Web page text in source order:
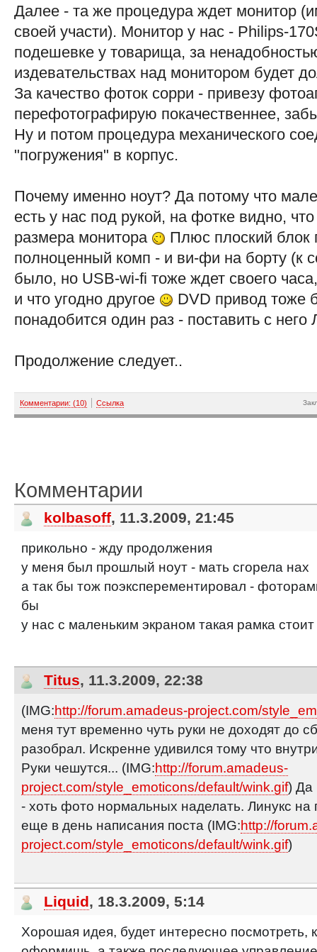
Далее - та же процедура ждет монитор
своей участи). Монитор у нас - Philips-
подешевке у товарища, за
издевательствах над монитором будет
За качество фоток сорри - привезу
перефотографирую покачественнее,
Ну и потом процедура механического
"погружения" в корпус.
Почему именно ноут? Да потому что
есть у нас под рукой, на фотке видно,
размера монитора
Плюс плоский блок
полноценный комп - и ви-фи на борту (к
было, но USB-wi-fi тоже ждет своего
и что угодно другое
DVD привод тоже
понадобится один раз - поставить с него
Продолжение следует..
Комментарии: (10) Ссылка
Комментарии
kolbasoff, 11.3.2009, 21:45
прикольно - жду продолжения
у меня был прошлый ноут - мать сгорела нах
а так бы тож поэксперементировал -
бы
у нас с маленьким экраном такая рамка
Titus, 11.3.2009, 22:38
(IMG:http://forum.amadeus-project.com/
меня тут временно чуть руки не доходят до
разобрал. Искренне удивился тому что
Руки чешутся... (IMG:http://forum.amadeus-
project.com/style_emoticons/default/wink.gif) Да
- хоть фото нормальных наделать. Линукс на
еще в день написания поста (IMG:http://
project.com/style_emoticons/default/wink.gif)
Liquid, 18.3.2009, 5:14
Хорошая идея, будет интересно посмотреть,